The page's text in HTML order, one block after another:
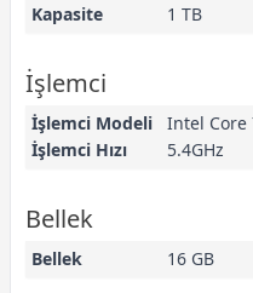
Kapasite
1 TB
İşlemci
İşlemci Modeli
Intel Core
İşlemci Hızı
5.4GHz
Bellek
Bellek 16 GB